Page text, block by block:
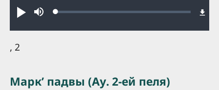
Play MuteLoaded:
, 2
Маркʼ падвы (Ау. 2-ей пеля)